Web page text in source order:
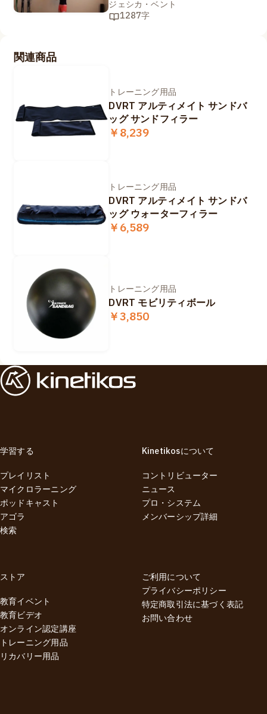
ジェシカ・ベント
1287字
関連商品
トレーニング用品
DVRT アルティメイト サンドバ
ッグ サンドフィラー
￥8,239
トレーニング用品
DVRT アルティメイト サンドバ
ッグ ウォーターフィラー
￥6,589
トレーニング用品
DVRT モビリティボール
￥3,850
学習する
プレイリスト
マイクロラーニング
ポッドキャスト
アゴラ
検索
Kinetikosについて
コントリビューター
ニュース
プロ・システム
メンバーシップ詳細
ストア
教育イベント
教育ビデオ
オンライン認定講座
トレーニング用品
リカバリー用品
ご利用について
プライバシーポリシー
特定商取引法に基づく表記
お問い合わせ